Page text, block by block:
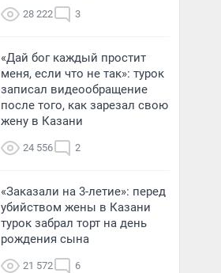
28 222 3
«Дай бог каждый простит
меня, если что не так»: турок
записал видеообращение
после того, как зарезал свою
жену в Казани
24 556 2
«Заказали на 3-летие»: перед
убийством жены в Казани
турок забрал торт на день
рождения сына
21 572 6